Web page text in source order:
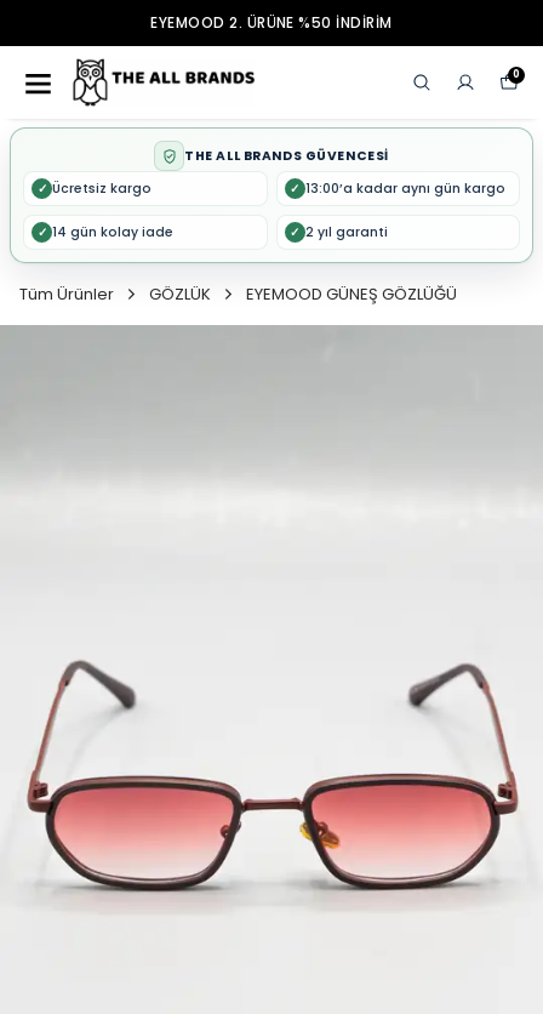
EYEMOOD 2. ÜRÜNE %50 İNDİRİM
0
THE ALL BRANDS GÜVENCESİ
✓ Ücretsiz kargo ✓ 13:00’a kadar aynı gün kargo
✓ 14 gün kolay iade ✓ 2 yıl garanti
Tüm Ürünler GÖZLÜK EYEMOOD GÜNEŞ GÖZLÜĞÜ